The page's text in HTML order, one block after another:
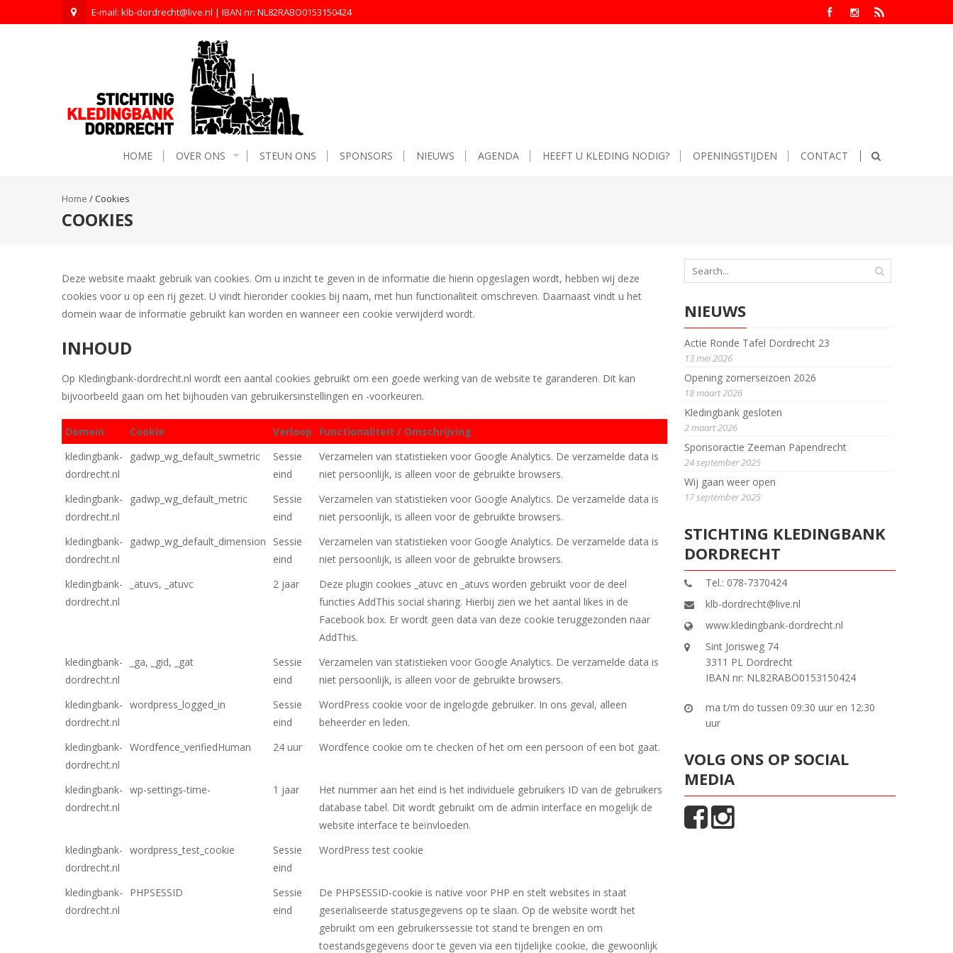
E-mail: klb-dordrecht@live.nl | IBAN nr: NL82RABO0153150424
HOME OVER ONS STEUN ONS SPONSORS NIEUWS AGENDA HEEFT U KLEDING NODIG? OPENINGSTIJDEN CONTACT
Home /Cookies
COOKIES
Deze website maakt gebruik van cookies. Om u inzicht te geven in de informatie die hierin opgeslagen wordt, hebben wij deze
cookies voor u op een rij gezet. U vindt hieronder cookies bij naam, met hun functionaliteit omschreven. Daarnaast vindt u het
domein waar de informatie gebruikt kan worden en wanneer een cookie verwijderd wordt.
INHOUD
Op Kledingbank-dordrecht.nl wordt een aantal cookies gebruikt om een goede werking van de website te garanderen. Dit kan
bijvoorbeeld gaan om het bijhouden van gebruikersinstellingen en -voorkeuren.
Domein Cookie Verloop
Functionaliteit / Omschrijving
kledingbank-
dordrecht.nl
gadwp_wg_default_swmetric
Sessie
eind
Verzamelen van statistieken voor Google Analytics. De verzamelde data is
niet persoonlijk, is alleen voor de gebruikte browsers.
kledingbank-
dordrecht.nl
gadwp_wg_default_metric
Sessie
eind
Verzamelen van statistieken voor Google Analytics. De verzamelde data is
niet persoonlijk, is alleen voor de gebruikte browsers.
kledingbank-
dordrecht.nl
gadwp_wg_default_dimension
Sessie
eind
Verzamelen van statistieken voor Google Analytics. De verzamelde data is
niet persoonlijk, is alleen voor de gebruikte browsers.
kledingbank-
dordrecht.nl
_atuvs, _atuvc 2 jaar
Deze plugin cookies _atuvc en _atuvs worden gebruikt voor de deel
functies AddThis social sharing. Hierbij zien we het aantal likes in de
Facebook box. Er wordt geen data van deze cookie teruggezonden naar
AddThis.
kledingbank-
dordrecht.nl
_ga, _gid, _gat
Sessie
eind
Verzamelen van statistieken voor Google Analytics. De verzamelde data is
niet persoonlijk, is alleen voor de gebruikte browsers.
kledingbank-
dordrecht.nl
wordpress_logged_in
Sessie
eind
WordPress cookie voor de ingelogde gebruiker. In ons geval, alleen
beheerder en leden.
kledingbank-
dordrecht.nl
Wordfence_verifiedHuman 24 uur Wordfence cookie om te checken of het om een persoon of een bot gaat.
kledingbank-
dordrecht.nl
wp-settings-time- 1 jaar
Het nummer aan het eind is het individuele gebruikers ID van de gebruikers
database tabel. Dit wordt gebruikt om de admin interface en mogelijk de
website interface te beïnvloeden.
kledingbank-
dordrecht.nl
wordpress_test_cookie
Sessie
eind
WordPress test cookie
kledingbank-
dordrecht.nl
PHPSESSID
Sessie
eind
De PHPSESSID-cookie is native voor PHP en stelt websites in staat
geserialiseerde statusgegevens op te slaan. Op de website wordt het
gebruikt om een gebruikerssessie tot stand te brengen en om
toestandsgegevens door te geven via een tijdelijke cookie, die gewoonlijk
NIEUWS
Actie Ronde Tafel Dordrecht 23
13 mei 2026
Opening zomerseizoen 2026
18 maart 2026
Kledingbank gesloten
2 maart 2026
Sponsoractie Zeeman Papendrecht
24 september 2025
Wij gaan weer open
17 september 2025
STICHTING KLEDINGBANK
DORDRECHT
Tel.: 078-7370424
klb-dordrecht@live.nl
www.kledingbank-dordrecht.nl
Sint Jorisweg 74
3311 PL Dordrecht
IBAN nr: NL82RABO0153150424
ma t/m do tussen 09:30 uur en 12:30
uur
VOLG ONS OP SOCIAL
MEDIA